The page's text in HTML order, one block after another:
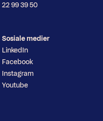
22 99 39 50
Sosiale medier
LinkedIn
Facebook
Instagram
Youtube